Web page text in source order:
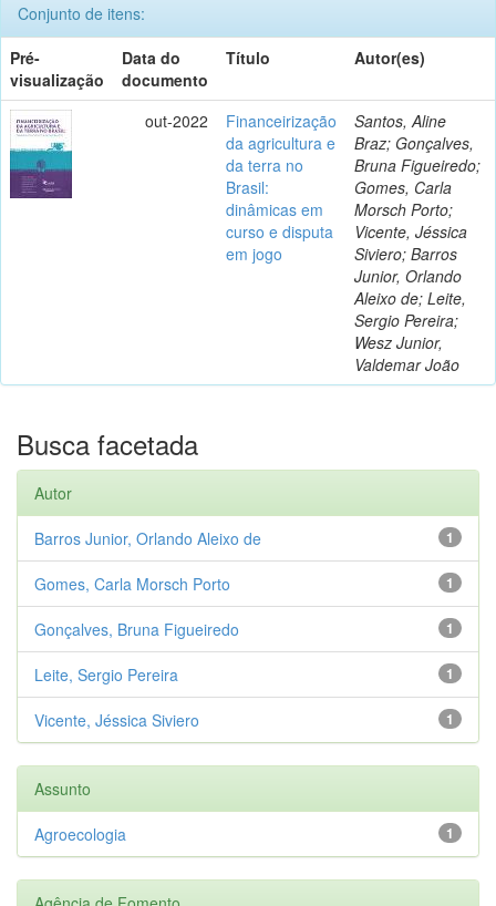
Conjunto de itens:
Pré-
visualização
Data do
documento
Título Autor(es)
out-2022
Financeirização
da agricultura e
da terra no
Brasil:
dinâmicas em
curso e disputa
em jogo
Santos, Aline
Braz; Gonçalves,
Bruna Figueiredo;
Gomes, Carla
Morsch Porto;
Vicente, Jéssica
Siviero; Barros
Junior, Orlando
Aleixo de; Leite,
Sergio Pereira;
Wesz Junior,
Valdemar João
Busca facetada
Autor
1
Barros Junior, Orlando Aleixo de
1
Gomes, Carla Morsch Porto
1
Gonçalves, Bruna Figueiredo
1
Leite, Sergio Pereira
1
Vicente, Jéssica Siviero
Assunto
1
Agroecologia